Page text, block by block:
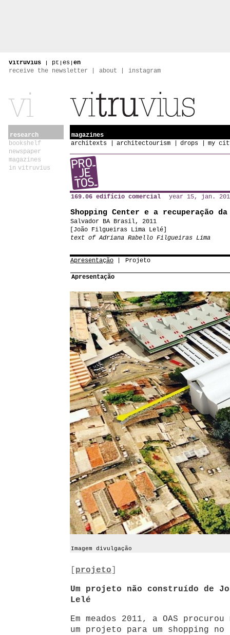
vitruvius | pt | es | en
receive the newsletter
about instagram
research
bookshelf
newspaper
magazines
in vitruvius
magazines
architexts
architectourism drops my
169.06 edifício comercial year 15, jan.
Shopping Center e a recuperação
Salvador BA Brasil, 2011
[João Filgueiras Lima Lelé]
text of Adriana Rabello Filgueiras Lima
Apresentação Projeto
Apresentação
Imagem divulgação
projeto
Um projeto não construído de
Lelé
Em meados 2011, a OAS
um projeto para um shopping